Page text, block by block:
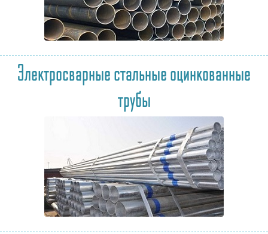
Электросварные стальные оцинкованные
трубы